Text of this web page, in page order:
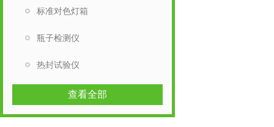
标准对色灯箱
瓶子检测仪
热封试验仪
查看全部